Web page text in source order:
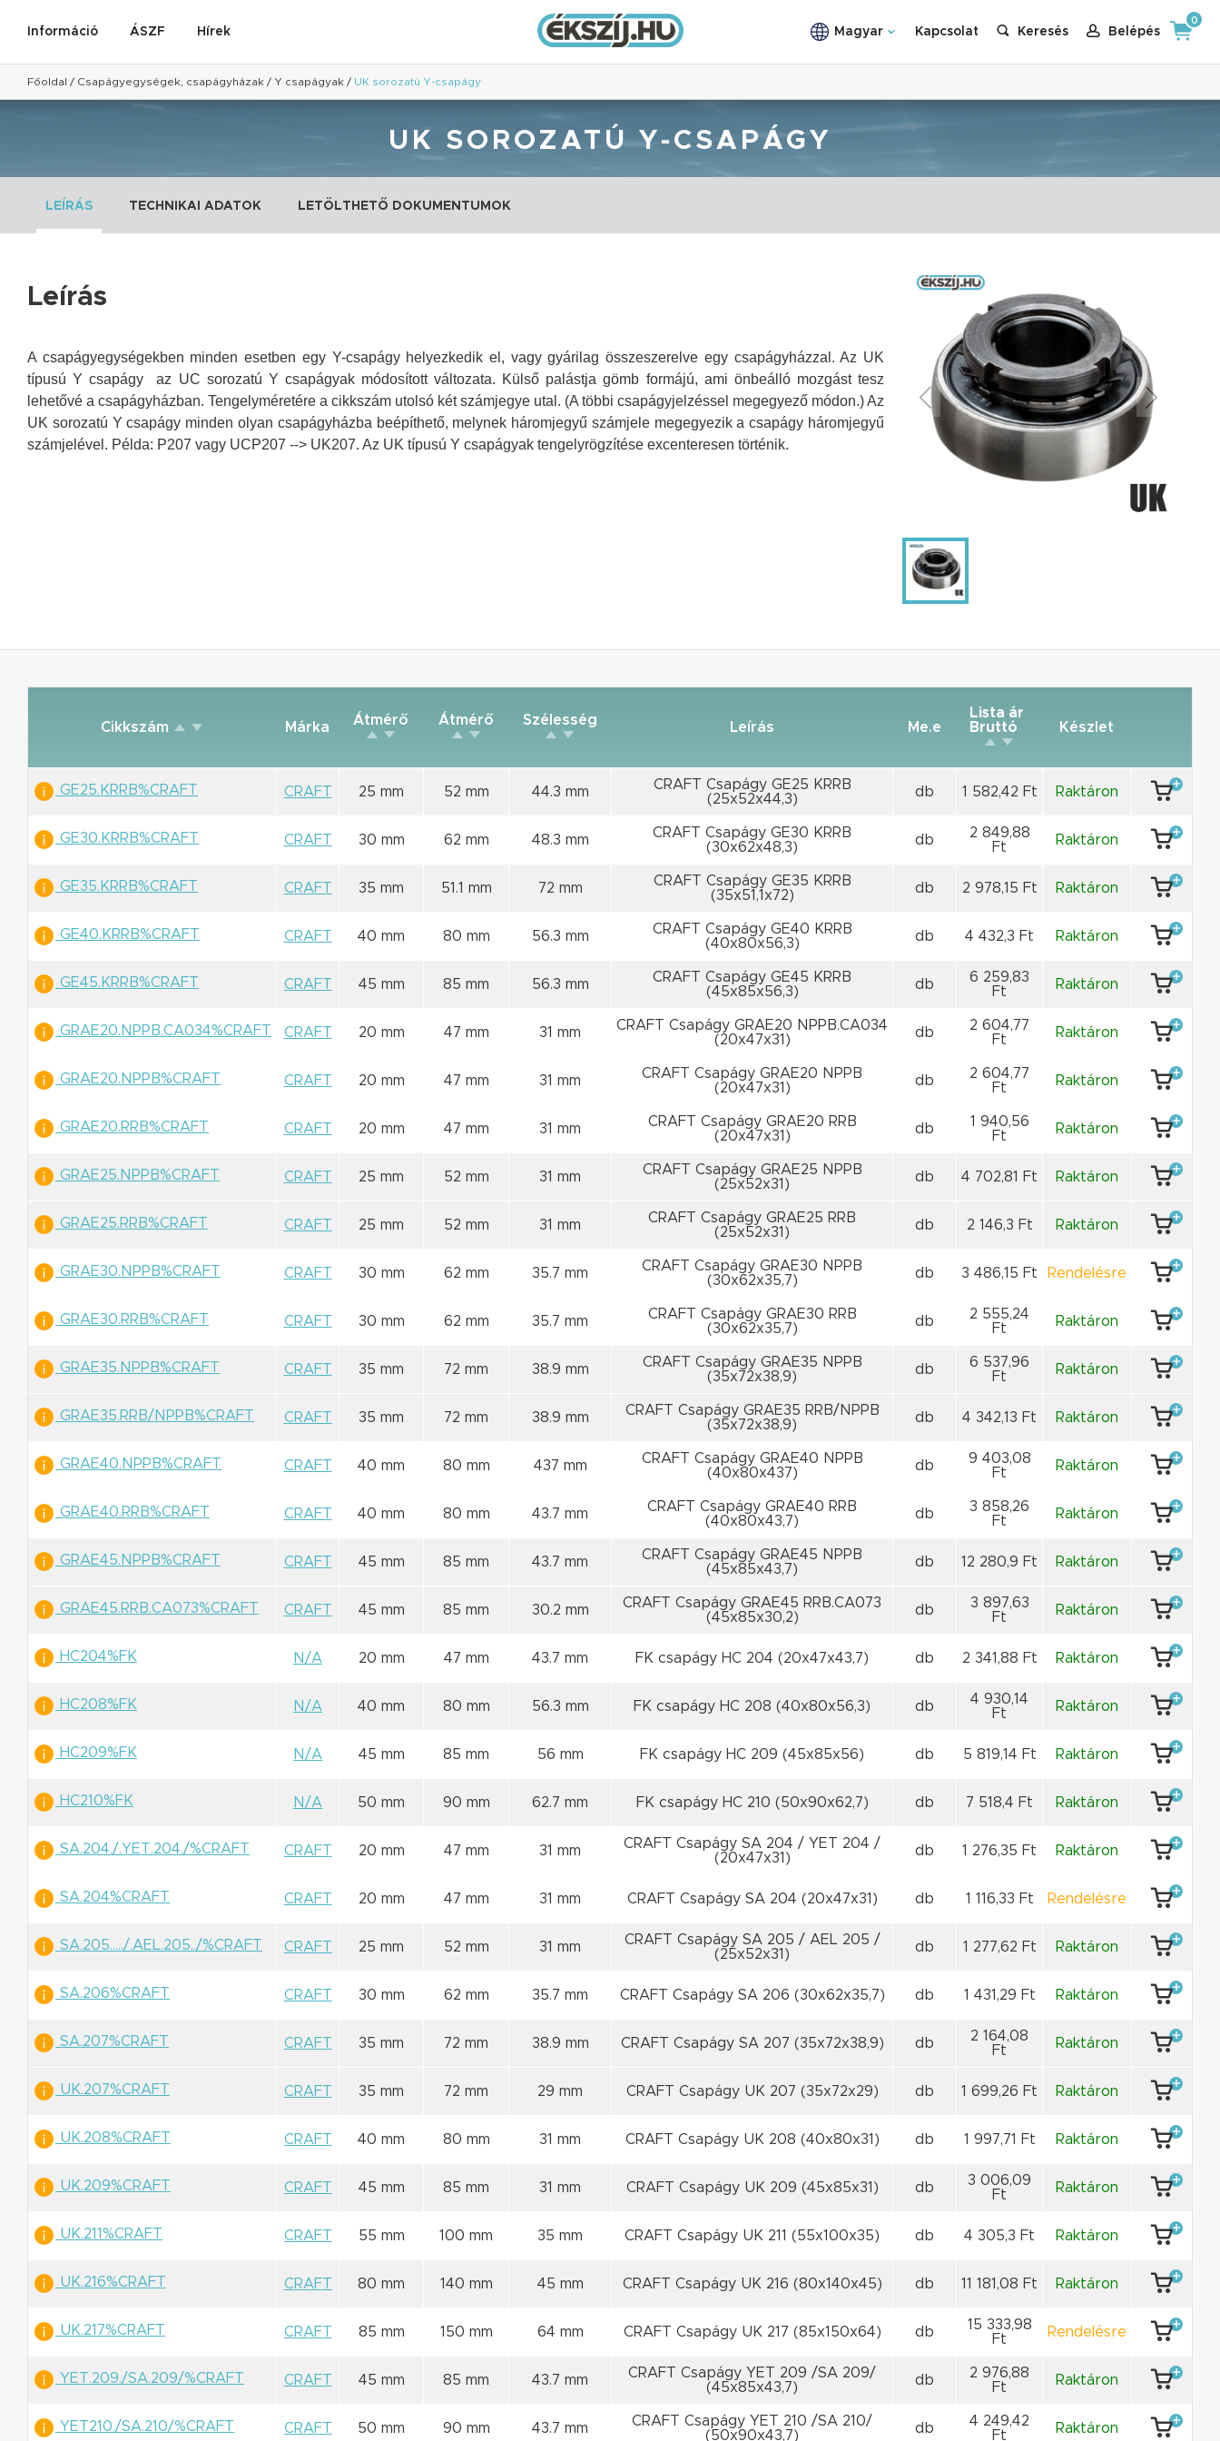
Információ ÁSZF Hírek Magyar Kapcsolat Keresés Belépés
0
Főoldal / Csapágyegységek, csapágyházak / Y csapágyak / UK sorozatú Y-csapágy
UK SOROZATÚ Y-CSAPÁGY
LEÍRÁS TECHNIKAI ADATOK LETÖLTHETŐ DOKUMENTUMOK
Leírás
A csapágyegységekben minden esetben egy Y-csapágy helyezkedik el, vagy gyárilag összeszerelve egy csapágyházzal. Az UK
típusú Y csapágy az UC sorozatú Y csapágyak módosított változata. Külső palástja gömb formájú, ami önbeálló mozgást tesz
lehetővé a csapágyházban. Tengelyméretére a cikkszám utolsó két számjegye utal. (A többi csapágyjelzéssel megegyező módon.)Az
UK sorozatú Y csapágy minden olyan csapágyházba beépíthető, melynek háromjegyű számjele megegyezik a csapágy háromjegyű
számjelével. Példa: P207 vagy UCP207 --> UK207. Az UK típusú Y csapágyak tengelyrögzítése excenteresen történik.
Cikkszám Márka Átmérő Átmérő Szélesség Leírás Me.e
Lista ár
Bruttó
Készlet
GE25.KRRB%CRAFT CRAFT 25 mm 52 mm 44.3 mm
CRAFT Csapágy GE25 KRRB
(25x52x44,3)
db 1 582,42 Ft Raktáron
GE30.KRRB%CRAFT CRAFT 30 mm 62 mm 48.3 mm
CRAFT Csapágy GE30 KRRB
(30x62x48,3)
db
2 849,88
Ft
Raktáron
GE35.KRRB%CRAFT CRAFT 35 mm 51.1 mm 72 mm
CRAFT Csapágy GE35 KRRB
(35x51,1x72)
db 2 978,15 Ft Raktáron
GE40.KRRB%CRAFT CRAFT 40 mm 80 mm 56.3 mm
CRAFT Csapágy GE40 KRRB
(40x80x56,3)
db 4 432,3 Ft Raktáron
GE45.KRRB%CRAFT CRAFT 45 mm 85 mm 56.3 mm
CRAFT Csapágy GE45 KRRB
(45x85x56,3)
db
6 259,83
Ft
Raktáron
GRAE20.NPPB.CA034%CRAFT CRAFT 20 mm 47 mm 31 mm
CRAFT Csapágy GRAE20 NPPB.CA034
(20x47x31)
db
2 604,77
Ft
Raktáron
GRAE20.NPPB%CRAFT CRAFT 20 mm 47 mm 31 mm
CRAFT Csapágy GRAE20 NPPB
(20x47x31)
db
2 604,77
Ft
Raktáron
GRAE20.RRB%CRAFT CRAFT 20 mm 47 mm 31 mm
CRAFT Csapágy GRAE20 RRB
(20x47x31)
db
1 940,56
Ft
Raktáron
GRAE25.NPPB%CRAFT CRAFT 25 mm 52 mm 31 mm
CRAFT Csapágy GRAE25 NPPB
(25x52x31)
db 4 702,81 Ft Raktáron
GRAE25.RRB%CRAFT CRAFT 25 mm 52 mm 31 mm
CRAFT Csapágy GRAE25 RRB
(25x52x31)
db 2 146,3 Ft Raktáron
GRAE30.NPPB%CRAFT CRAFT 30 mm 62 mm 35.7 mm
CRAFT Csapágy GRAE30 NPPB
(30x62x35,7)
db 3 486,15 Ft Rendelésre
GRAE30.RRB%CRAFT CRAFT 30 mm 62 mm 35.7 mm
CRAFT Csapágy GRAE30 RRB
(30x62x35,7)
db
2 555,24
Ft
Raktáron
GRAE35.NPPB%CRAFT CRAFT 35 mm 72 mm 38.9 mm
CRAFT Csapágy GRAE35 NPPB
(35x72x38,9)
db
6 537,96
Ft
Raktáron
GRAE35.RRB/NPPB%CRAFT CRAFT 35 mm 72 mm 38.9 mm
CRAFT Csapágy GRAE35 RRB/NPPB
(35x72x38,9)
db 4 342,13 Ft Raktáron
GRAE40.NPPB%CRAFT CRAFT 40 mm 80 mm 437 mm
CRAFT Csapágy GRAE40 NPPB
(40x80x437)
db
9 403,08
Ft
Raktáron
GRAE40.RRB%CRAFT CRAFT 40 mm 80 mm 43.7 mm
CRAFT Csapágy GRAE40 RRB
(40x80x43,7)
db
3 858,26
Ft
Raktáron
GRAE45.NPPB%CRAFT CRAFT 45 mm 85 mm 43.7 mm
CRAFT Csapágy GRAE45 NPPB
(45x85x43,7)
db 12 280,9 Ft Raktáron
GRAE45.RRB.CA073%CRAFT CRAFT 45 mm 85 mm 30.2 mm
CRAFT Csapágy GRAE45 RRB.CA073
(45x85x30,2)
db
3 897,63
Ft
Raktáron
HC204%FK N/A 20 mm 47 mm 43.7 mm FK csapágy HC 204 (20x47x43,7) db 2 341,88 Ft Raktáron
HC208%FK N/A 40 mm 80 mm 56.3 mm FK csapágy HC 208 (40x80x56,3) db
4 930,14
Ft
Raktáron
HC209%FK N/A 45 mm 85 mm 56 mm FK csapágy HC 209 (45x85x56) db 5 819,14 Ft Raktáron
HC210%FK N/A 50 mm 90 mm 62.7 mm FK csapágy HC 210 (50x90x62,7) db 7 518,4 Ft Raktáron
SA.204./.YET.204./%CRAFT CRAFT 20 mm 47 mm 31 mm
CRAFT Csapágy SA 204 / YET 204 /
(20x47x31)
db 1 276,35 Ft Raktáron
SA.204%CRAFT CRAFT 20 mm 47 mm 31 mm CRAFT Csapágy SA 204 (20x47x31) db 1 116,33 Ft Rendelésre
SA.205...../.AEL.205../%CRAFT CRAFT 25 mm 52 mm 31 mm
CRAFT Csapágy SA 205 / AEL 205 /
(25x52x31)
db 1 277,62 Ft Raktáron
SA.206%CRAFT CRAFT 30 mm 62 mm 35.7 mm CRAFT Csapágy SA 206 (30x62x35,7) db 1 431,29 Ft Raktáron
SA.207%CRAFT CRAFT 35 mm 72 mm 38.9 mm CRAFT Csapágy SA 207 (35x72x38,9) db
2 164,08
Ft
Raktáron
UK.207%CRAFT CRAFT 35 mm 72 mm 29 mm CRAFT Csapágy UK 207 (35x72x29) db 1 699,26 Ft Raktáron
UK.208%CRAFT CRAFT 40 mm 80 mm 31 mm CRAFT Csapágy UK 208 (40x80x31) db 1 997,71 Ft Raktáron
UK.209%CRAFT CRAFT 45 mm 85 mm 31 mm CRAFT Csapágy UK 209 (45x85x31) db
3 006,09
Ft
Raktáron
UK.211%CRAFT CRAFT 55 mm 100 mm 35 mm CRAFT Csapágy UK 211 (55x100x35) db 4 305,3 Ft Raktáron
UK.216%CRAFT CRAFT 80 mm 140 mm 45 mm CRAFT Csapágy UK 216 (80x140x45) db 11 181,08 Ft Raktáron
UK.217%CRAFT CRAFT 85 mm 150 mm 64 mm CRAFT Csapágy UK 217 (85x150x64) db
15 333,98
Ft
Rendelésre
YET.209./SA.209/%CRAFT CRAFT 45 mm 85 mm 43.7 mm
CRAFT Csapágy YET 209 /SA 209/
(45x85x43,7)
db
2 976,88
Ft
Raktáron
YET210./SA.210/%CRAFT CRAFT 50 mm 90 mm 43.7 mm
CRAFT Csapágy YET 210 /SA 210/
(50x90x43,7)
db
4 249,42
Ft
Raktáron